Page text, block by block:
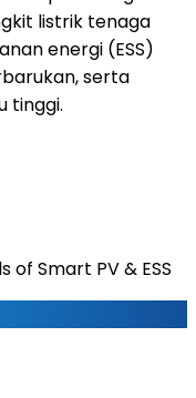
listrik tenaga
energi (ESS)
serta
tinggi.
of Smart PV & ESS